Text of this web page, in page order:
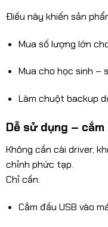
Điều này khiến sản
Mua số lượng lớn
Mua cho học sinh –
Làm chuột backup
Dễ sử dụng – cắm
Không cần cài driver,
chỉnh phức tạp.
Chỉ cần:
Cắm đầu USB vào